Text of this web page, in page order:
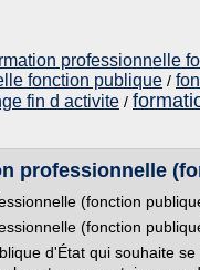
professionnelle
fonction publique /
fin d activite /
professionnelle
(fonction
(fonction
d'État qui souhaite